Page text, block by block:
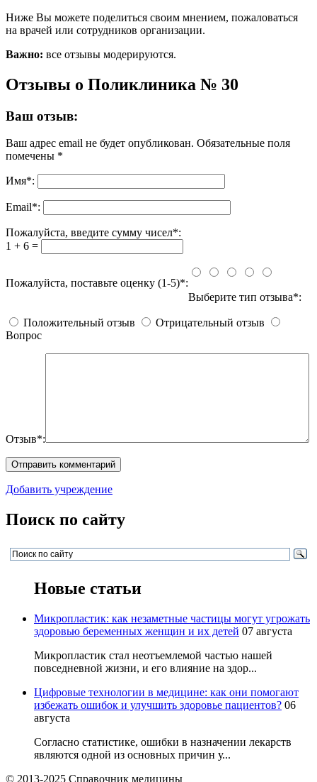
Ниже Вы можете поделиться своим мнением, пожаловаться
на врачей или сотрудников организации.
Важно: все отзывы модерируются.
Отзывы о Поликлиника № 30
Ваш отзыв:
Ваш адрес email не будет опубликован. Обязательные поля
помечены *
Имя*:
Email*:
Пожалуйста, введите сумму чисел*:
1 + 6 =
Пожалуйста, поставьте оценку (1-5)*:
Выберите тип отзыва*:
Положительный отзыв
Отрицательный отзыв
Вопрос
Отзыв*:
Добавить учреждение
Поиск по сайту
Новые статьи
Микропластик: как незаметные частицы могут угрожать
здоровью беременных женщин и их детей 07 августа
Микропластик стал неотъемлемой частью нашей
повседневной жизни, и его влияние на здор...
Цифровые технологии в медицине: как они помогают
избежать ошибок и улучшить здоровье пациентов? 06
августа
Согласно статистике, ошибки в назначении лекарств
являются одной из основных причин у...
© 2013-2025 Справочник медицины